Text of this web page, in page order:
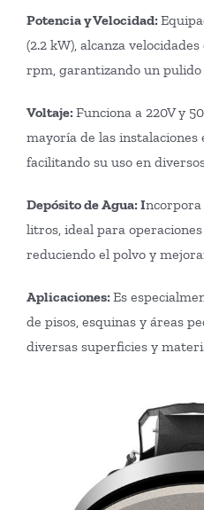
Potencia y Velocidad:
(2.2 kW), alcanza
rpm, garantizando un
Voltaje: Funciona a 220V y
mayoría de las instalaciones
facilitando su uso en
Depósito de Agua: Incorpora
litros, ideal para
reduciendo el polvo y
Aplicaciones: Es
de pisos, esquinas y áreas
diversas superficies y